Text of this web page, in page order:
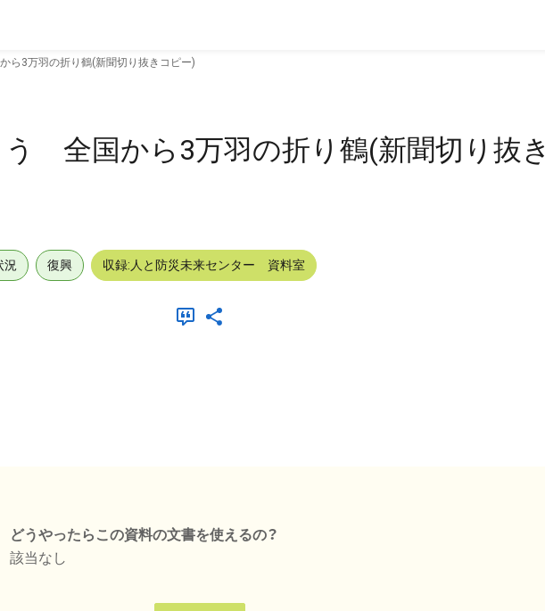
ら3万羽の折り鶴(新聞切り抜きコピー)
全国から3万羽の折り鶴(新聞切り抜き
況 復興 収録:人と防災未来センター 資料室
どうやったらこの資料の文書を使えるの？
該当なし